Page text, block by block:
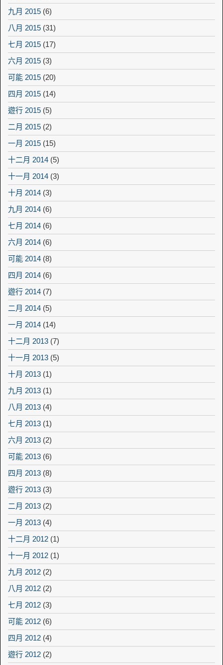
九月 2015 (6)
八月 2015 (31)
七月 2015 (17)
六月 2015 (3)
可能 2015 (20)
四月 2015 (14)
遊行 2015 (5)
二月 2015 (2)
一月 2015 (15)
十二月 2014 (5)
十一月 2014 (3)
十月 2014 (3)
九月 2014 (6)
七月 2014 (6)
六月 2014 (6)
可能 2014 (8)
四月 2014 (6)
遊行 2014 (7)
二月 2014 (5)
一月 2014 (14)
十二月 2013 (7)
十一月 2013 (5)
十月 2013 (1)
九月 2013 (1)
八月 2013 (4)
七月 2013 (1)
六月 2013 (2)
可能 2013 (6)
四月 2013 (8)
遊行 2013 (3)
二月 2013 (2)
一月 2013 (4)
十二月 2012 (1)
十一月 2012 (1)
九月 2012 (2)
八月 2012 (2)
七月 2012 (3)
可能 2012 (6)
四月 2012 (4)
遊行 2012 (2)